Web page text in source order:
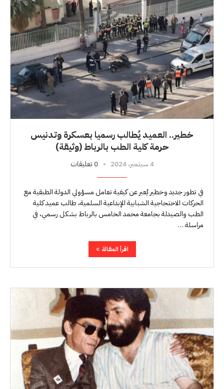
خطير.. العميد يُطالب رسميا بعسكرة وتدنيس
حرمة كلية الطب بالرباط (وثيقة)
4 سبتمبر، 2024 0 تعليقات
في تطور جديد وخطير يُعبر عن كيفية تعامل مسؤولي الدولة الطبقية مع
الحركات الاحتجاجية الشبابية الإبداعية السلمية، طالب عميد كلية
الطب والصيدلة بجامعة محمد الخامس بالرباط بشكل رسمي، في
مراسلة …
اقرأ المقالة